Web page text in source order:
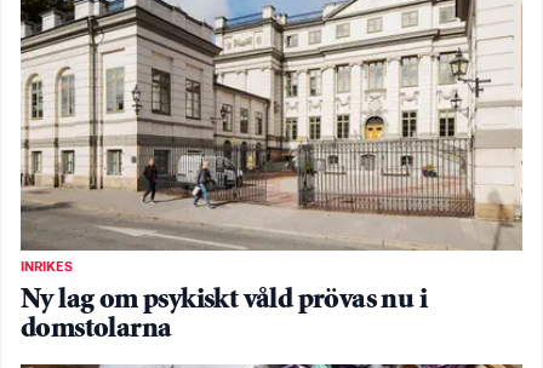
INRIKES
Ny lag om psykiskt våld prövas nu i
domstolarna